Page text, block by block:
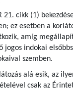
21. cikk (1)
ez esetben a
amíg
jogos indokai
szemben.
alá esik, az
csak az